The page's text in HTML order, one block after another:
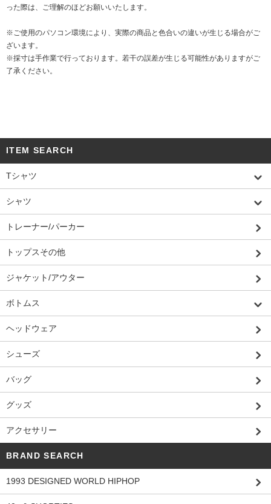
った際は、ご理解のほどお願いいたします。
※ご使用のパソコン環境により、実際の商品と色合いの違いが生じる場合がご
ざいます。
※採寸は手作業で行っております。若干の誤差が生じる可能性がありますがご
了承ください。
ITEM SEARCH
Tシャツ
シャツ
トレーナー/パーカー
トップスその他
ジャケット/アウター
ボトムス
ヘッドウェア
シューズ
バッグ
グッズ
アクセサリー
BRAND SEARCH
1993 DESIGNED WORLD HIPHOP